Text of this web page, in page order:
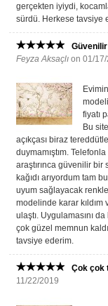
gerçekten iyiydi,
sürdü. Herkese tavsiye
Güvenilir
Feyza Aksaçlı on 01/
fiyatı
Bu
açıkçası biraz
duymamıştım.
araştırınca güvenilir
kağıdı arıyordum tam
uyum sağlayacak
modelinde karar
ulaştı. Uygulamasını
çok güzel memnun
tavsiye ederim.
Çok çok
11/22/2019